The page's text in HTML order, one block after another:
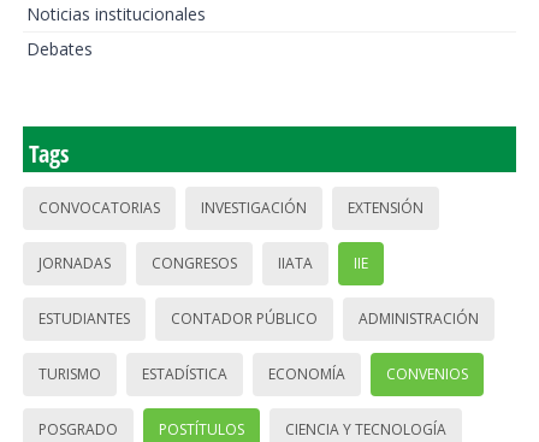
Noticias institucionales
Debates
Tags
CONVOCATORIAS INVESTIGACIÓN EXTENSIÓN
JORNADAS CONGRESOS IIATA IIE
ESTUDIANTES CONTADOR PÚBLICO ADMINISTRACIÓN
TURISMO ESTADÍSTICA ECONOMÍA CONVENIOS
POSGRADO POSTÍTULOS CIENCIA Y TECNOLOGÍA